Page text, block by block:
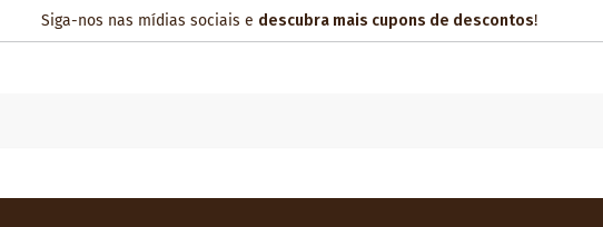
Siga-nos nas mídias sociais e descubra mais cupons de descontos!